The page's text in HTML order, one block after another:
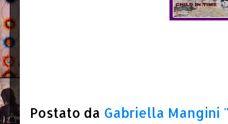
Postato da Gabriella